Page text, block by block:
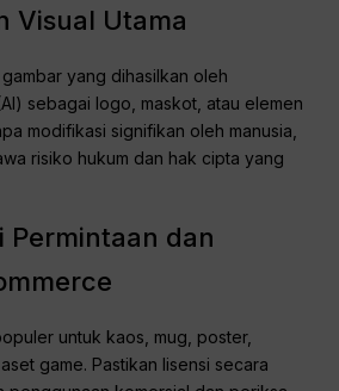
Visual Utama
yang dihasilkan oleh
sebagai logo, maskot, atau elemen
modifikasi signifikan oleh manusia,
risiko hukum dan hak cipta yang
Permintaan dan
untuk kaos, mug, poster,
game. Pastikan lisensi secara